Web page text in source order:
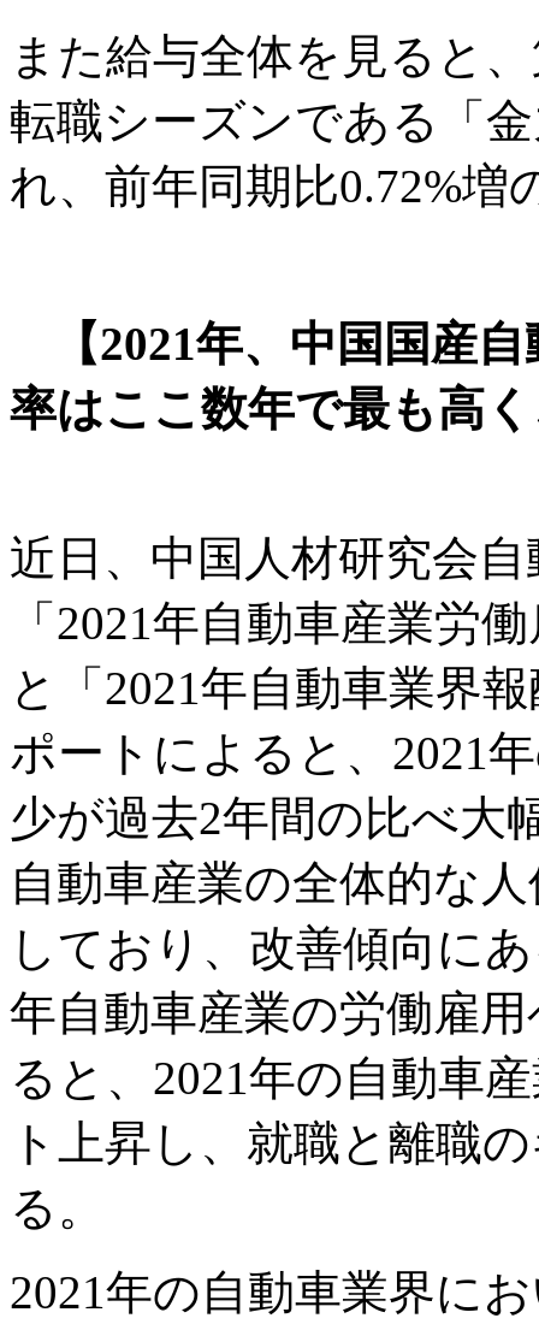
また給与全体を見ると
転職シーズンである「
れ、前年同期比0.72%増
【2021年、中国国産
率はここ数年で最も高
近日、中国人材研究会
「2021年自動車産業労
と「2021年自動車業界
ポートによると、2021
少が過去2年間の比べ大
自動車産業の全体的な
しており、改善傾向に
年自動車産業の労働雇
ると、2021年の自動車
ト上昇し、就職と離職
る。
2021年の自動車業界に